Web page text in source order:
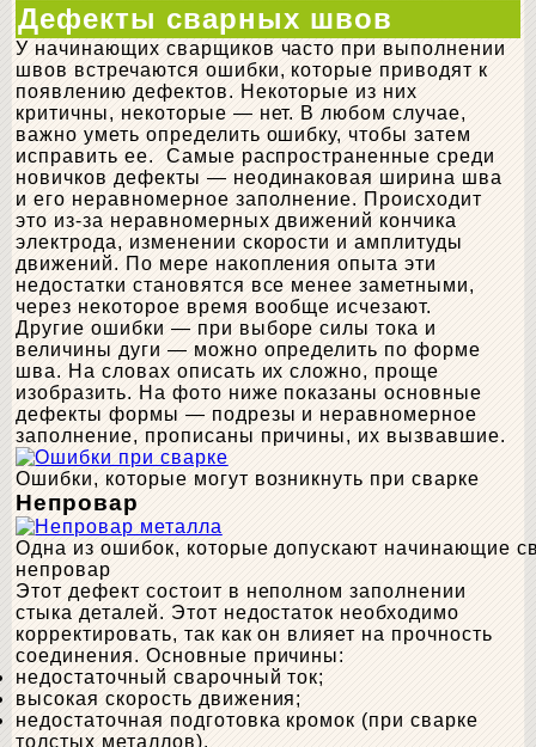
Дефекты сварных швов
У начинающих сварщиков часто при выполнении
швов встречаются ошибки, которые приводят к
появлению дефектов. Некоторые из них
критичны, некоторые — нет. В любом случае,
важно уметь определить ошибку, чтобы затем
исправить ее. Самые распространенные среди
новичков дефекты — неодинаковая ширина шва
и его неравномерное заполнение. Происходит
это из-за неравномерных движений кончика
электрода, изменении скорости и амплитуды
движений. По мере накопления опыта эти
недостатки становятся все менее заметными,
через некоторое время вообще исчезают.
Другие ошибки — при выборе силы тока и
величины дуги — можно определить по форме
шва. На словах описать их сложно, проще
изобразить. На фото ниже показаны основные
дефекты формы — подрезы и неравномерное
заполнение, прописаны причины, их вызвавшие.
Ошибки, которые могут возникнуть при сварке
Непровар
Одна из ошибок, которые допускают начинающие
непровар
Этот дефект состоит в неполном заполнении
стыка деталей. Этот недостаток необходимо
корректировать, так как он влияет на прочность
соединения. Основные причины:
недостаточный сварочный ток;
высокая скорость движения;
недостаточная подготовка кромок (при сварке
толстых металлов).